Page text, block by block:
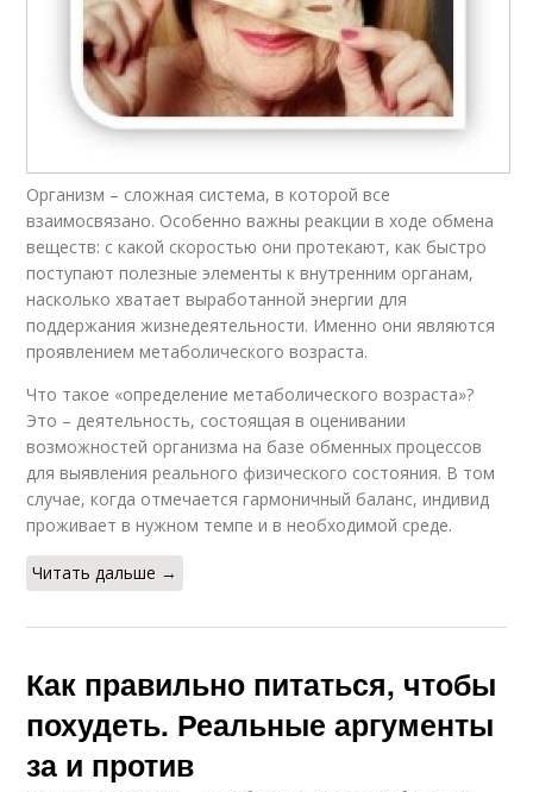
Организм – сложная система, в которой все
взаимосвязано. Особенно важны реакции в ходе обмена
веществ: с какой скоростью они протекают, как быстро
поступают полезные элементы к внутренним органам,
насколько хватает выработанной энергии для
поддержания жизнедеятельности. Именно они являются
проявлением метаболического возраста.
Что такое «определение метаболического возраста»?
Это – деятельность, состоящая в оценивании
возможностей организма на базе обменных процессов
для выявления реального физического состояния. В том
случае, когда отмечается гармоничный баланс, индивид
проживает в нужном темпе и в необходимой среде.
Читать дальше →
Как правильно питаться, чтобы
похудеть. Реальные аргументы
за и против